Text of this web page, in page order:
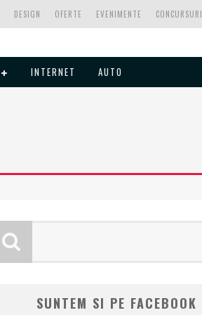
CONCURSURI
EVENIMENTE
OFERTE
DESIGN
INTERNET AUTO
SUNTEM SI PE FACEBOOK